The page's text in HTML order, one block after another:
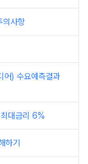
의사항
어) 수요예측결과
대금리 6%
하기